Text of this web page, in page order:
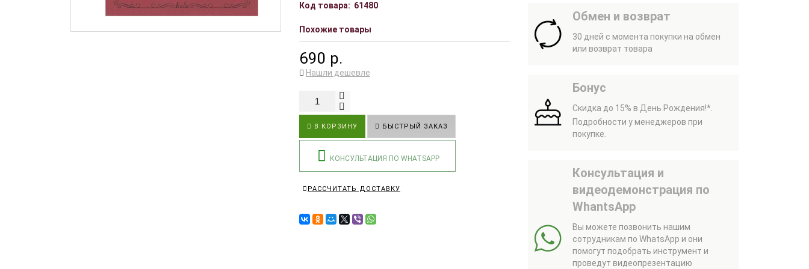
Код товара: 61480
Похожие товары
690 р.
Нашли дешевле
В КОРЗИНУ БЫСТРЫЙ ЗАКАЗ
КОНСУЛЬТАЦИЯ ПО WHATSAPP
РАССЧИТАТЬ ДОСТАВКУ
Обмен и возврат
30 дней с момента покупки на обмен
или возврат товара
Бонус
Скидка до 15% в День Рождения!*.
Подробности у менеджеров при
покупке.
Консультация и
видеодемонстрация по
WhantsApp
Вы можете позвонить нашим
сотрудникам по WhatsApp и они
помогут подобрать инструмент и
проведут видеопрезентацию